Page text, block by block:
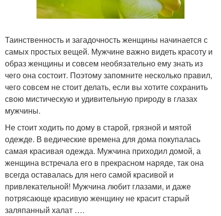
Таинственность и загадочность женщины начинается с
самых простых вещей. Мужчине важно видеть красоту и
образ женщины и совсем необязательно ему знать из
чего она состоит. Поэтому запомните несколько правил,
чего совсем не стоит делать, если вы хотите сохранить
свою мистическую и удивительную природу в глазах
мужчины.
Не стоит ходить по дому в старой, грязной и мятой
одежде. В ведические времена для дома покупалась
самая красивая одежда. Мужчина приходил домой, а
женщина встречала его в прекрасном наряде, так она
всегда оставалась для него самой красивой и
привлекательной! Мужчина любит глазами, и даже
потрясающе красивую женщину не красит старый
заляпанный халат ….